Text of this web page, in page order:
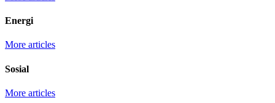
Energi
More articles
Sosial
More articles